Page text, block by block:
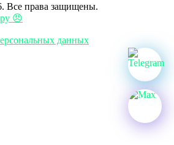
Все права защищены.
😠
данных